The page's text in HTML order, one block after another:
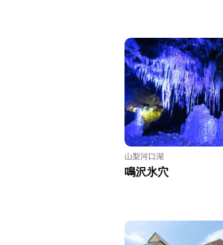
山梨河口湖
鳴沢氷穴